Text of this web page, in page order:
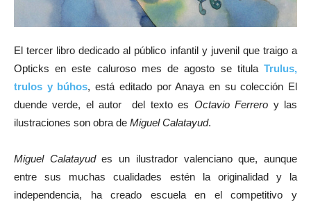
El tercer libro dedicado al público infantil y juvenil que traigo a
Opticks en este caluroso mes de agosto se titula Trulus,
trulos y búhos, está editado por Anaya en su colección El
duende verde, el autor del texto es Octavio Ferrero y las
ilustraciones son obra de Miguel Calatayud.
Miguel Calatayudes un ilustrador valenciano que, aunque
entre sus muchas cualidades estén la originalidad y la
independencia, ha creado escuela en el competitivo y